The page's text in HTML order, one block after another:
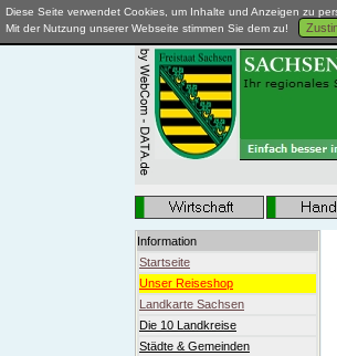
Diese Seite verwendet Cookies, um Inhalte und Anzeigen zu
Mit der Nutzung unserer Webseite stimmen Sie dem zu!
Information
Startseite
Unser Reiseshop
Landkarte Sachsen
Die 10 Landkreise
Städte & Gemeinden